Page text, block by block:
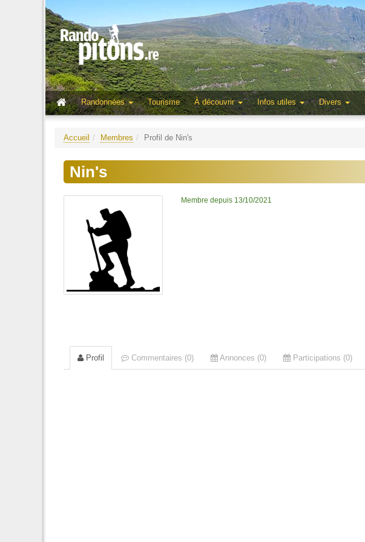
Randonnées
Tourisme À découvrir Infos utiles Divers
Accueil Membres Profil de Nin's
Nin's
Membre depuis 13/10/2021
Profil Commentaires (0) Annonces (0) Participations (0)